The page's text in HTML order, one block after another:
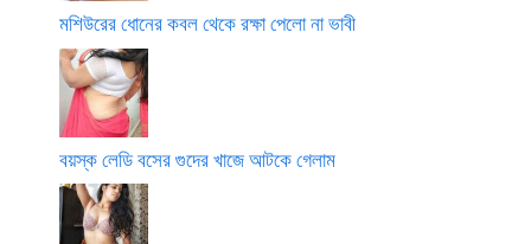
মশিউরের ধোনের কবল থেকে রক্ষা পেলো না ভাবী
বয়স্ক লেডি বসের গুদের খাজে আটকে গেলাম